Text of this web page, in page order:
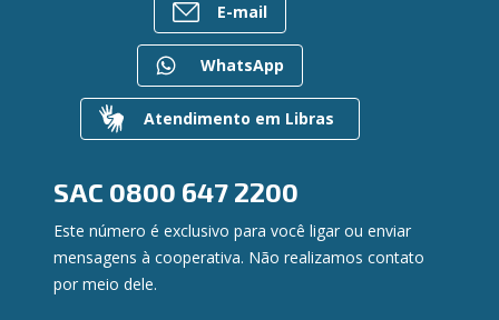
Gerenciar Cookies
Para empresas
Regularização de dívidas
Valores a Receber
Contato
Canal de Ética
Ouvidoria
E-mail
WhatsApp
Atendimento em Libras
SAC 0800 647 2200
Este número é exclusivo para você ligar ou enviar
mensagens à cooperativa. Não realizamos contato
por meio dele.